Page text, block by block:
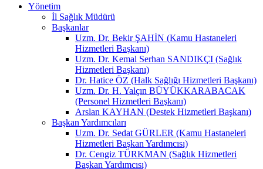
Yönetim
İl Sağlık Müdürü
Başkanlar
Uzm. Dr. Bekir ŞAHİN (Kamu Hastaneleri
Hizmetleri Başkanı)
Uzm. Dr. Kemal Serhan SANDIKÇI (Sağlık
Hizmetleri Başkanı)
Dr. Hatice ÖZ (Halk Sağlığı Hizmetleri Başkanı)
Uzm. Dr. H. Yalçın BÜYÜKKARABACAK
(Personel Hizmetleri Başkanı)
Arslan KAYHAN (Destek Hizmetleri Başkanı)
Başkan Yardımcıları
Uzm. Dr. Sedat GÜRLER (Kamu Hastaneleri
Hizmetleri Başkan Yardımcısı)
Dr. Cengiz TÜRKMAN (Sağlık Hizmetleri
Başkan Yardımcısı)